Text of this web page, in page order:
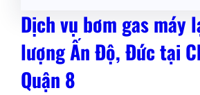
Dịch vụ bơm gas máy
lượng Ấn Độ, Đức tại
Quận 8